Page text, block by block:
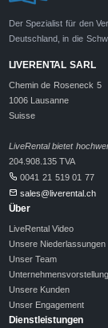
Der Spezialist für den
Deutschland, in die
LIVERENTAL SARL
Chemin de Roseneck 5
1006 Lausanne
Suisse
LiveRental bietet
204.908.135 TVA
0041 21 519 01 77
sales@liverental.ch
Über
LiveRental Video
Unsere Niederlassungen
Unser Team
Unternehmensvorstellung
Unsere Kunden
Unser Engagement
Dienstleistungen